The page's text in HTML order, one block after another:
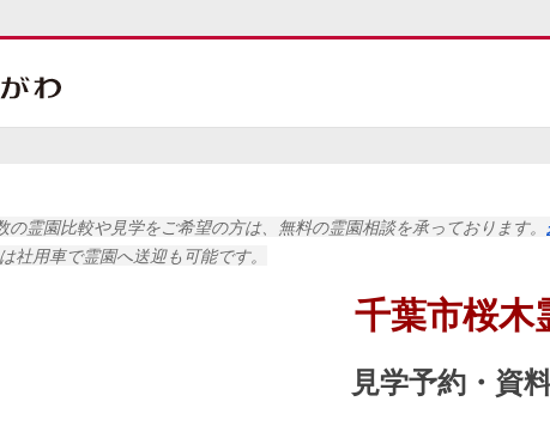
の霊園比較や見学をご希望の方は、無料の霊園相談を承っております。
社用車で霊園へ送迎も可能です。
千葉市桜木
見学予約・ 資